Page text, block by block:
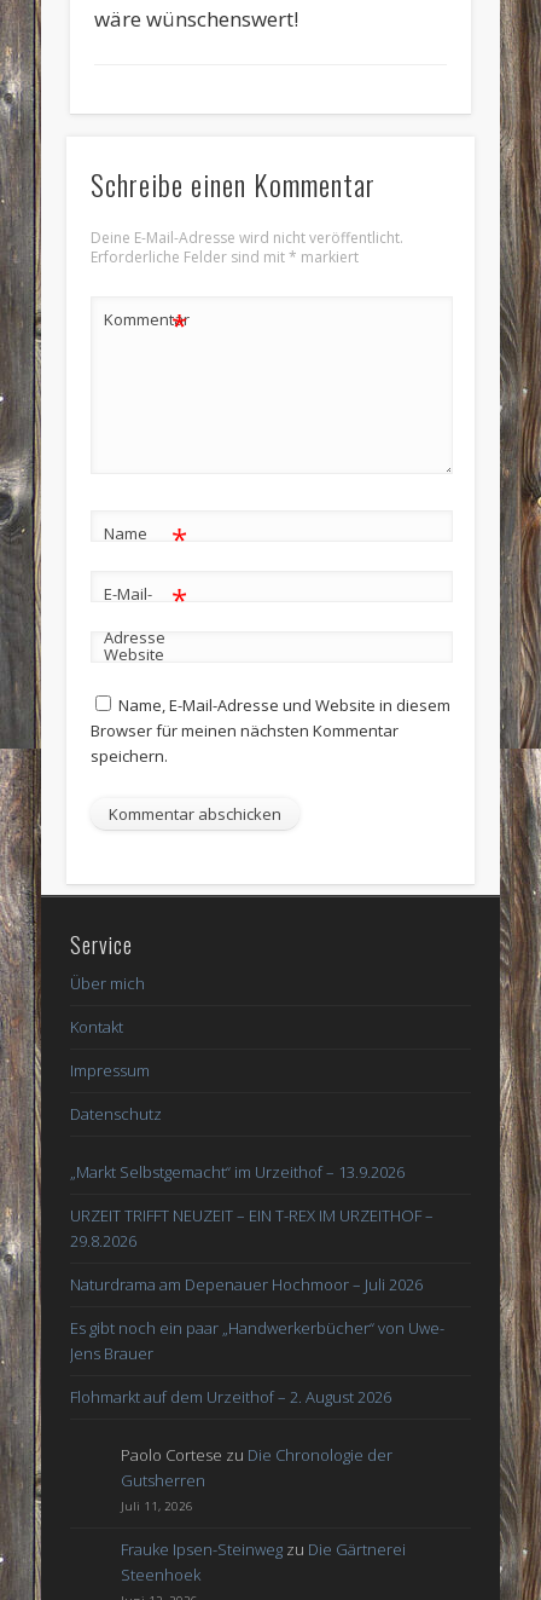
wäre wünschenswert!
Schreibe einen Kommentar
Deine E-Mail-Adresse wird nicht veröffentlicht.
Erforderliche Felder sind mit* markiert
Kommentar
*
Name *
E-Mail-
Adresse
*
Website
Name, E-Mail-Adresse und Website in diesem
Browser für meinen nächsten Kommentar
speichern.
Service
Über mich
Kontakt
Impressum
Datenschutz
„Markt Selbstgemacht“ im Urzeithof – 13.9.2026
URZEIT TRIFFT NEUZEIT – EIN T-REX IM URZEITHOF –
29.8.2026
Naturdrama am Depenauer Hochmoor – Juli 2026
Es gibt noch ein paar „Handwerkerbücher“ von Uwe-
Jens Brauer
Flohmarkt auf dem Urzeithof – 2. August 2026
Paolo Cortese zu Die Chronologie der
Gutsherren
Juli 11, 2026
Frauke Ipsen-Steinweg zu Die Gärtnerei
Steenhoek